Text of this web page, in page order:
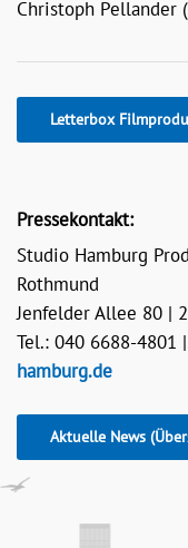
Christoph Pellander
Letterbox
Pressekontakt:
Studio Hamburg
Rothmund
Jenfelder Allee 80 |
Tel.: 040 6688-4801
hamburg.de
Aktuelle News